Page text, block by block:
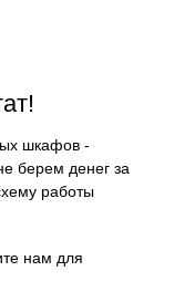
шкафов -
берем денег за
работы
нам для